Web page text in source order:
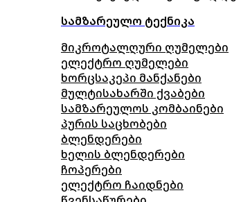
სამზარეულო ტექნიკა
მიკროტალღური ღუმელები
ელექტრო ღუმელები
ხორცსაკეპი მანქანები
მულტისახარში ქვაბები
სამზარეულოს კომბაინები
პურის საცხობები
ბლენდერები
ხელის ბლენდერები
ჩოპერები
ელექტრო ჩაიდნები